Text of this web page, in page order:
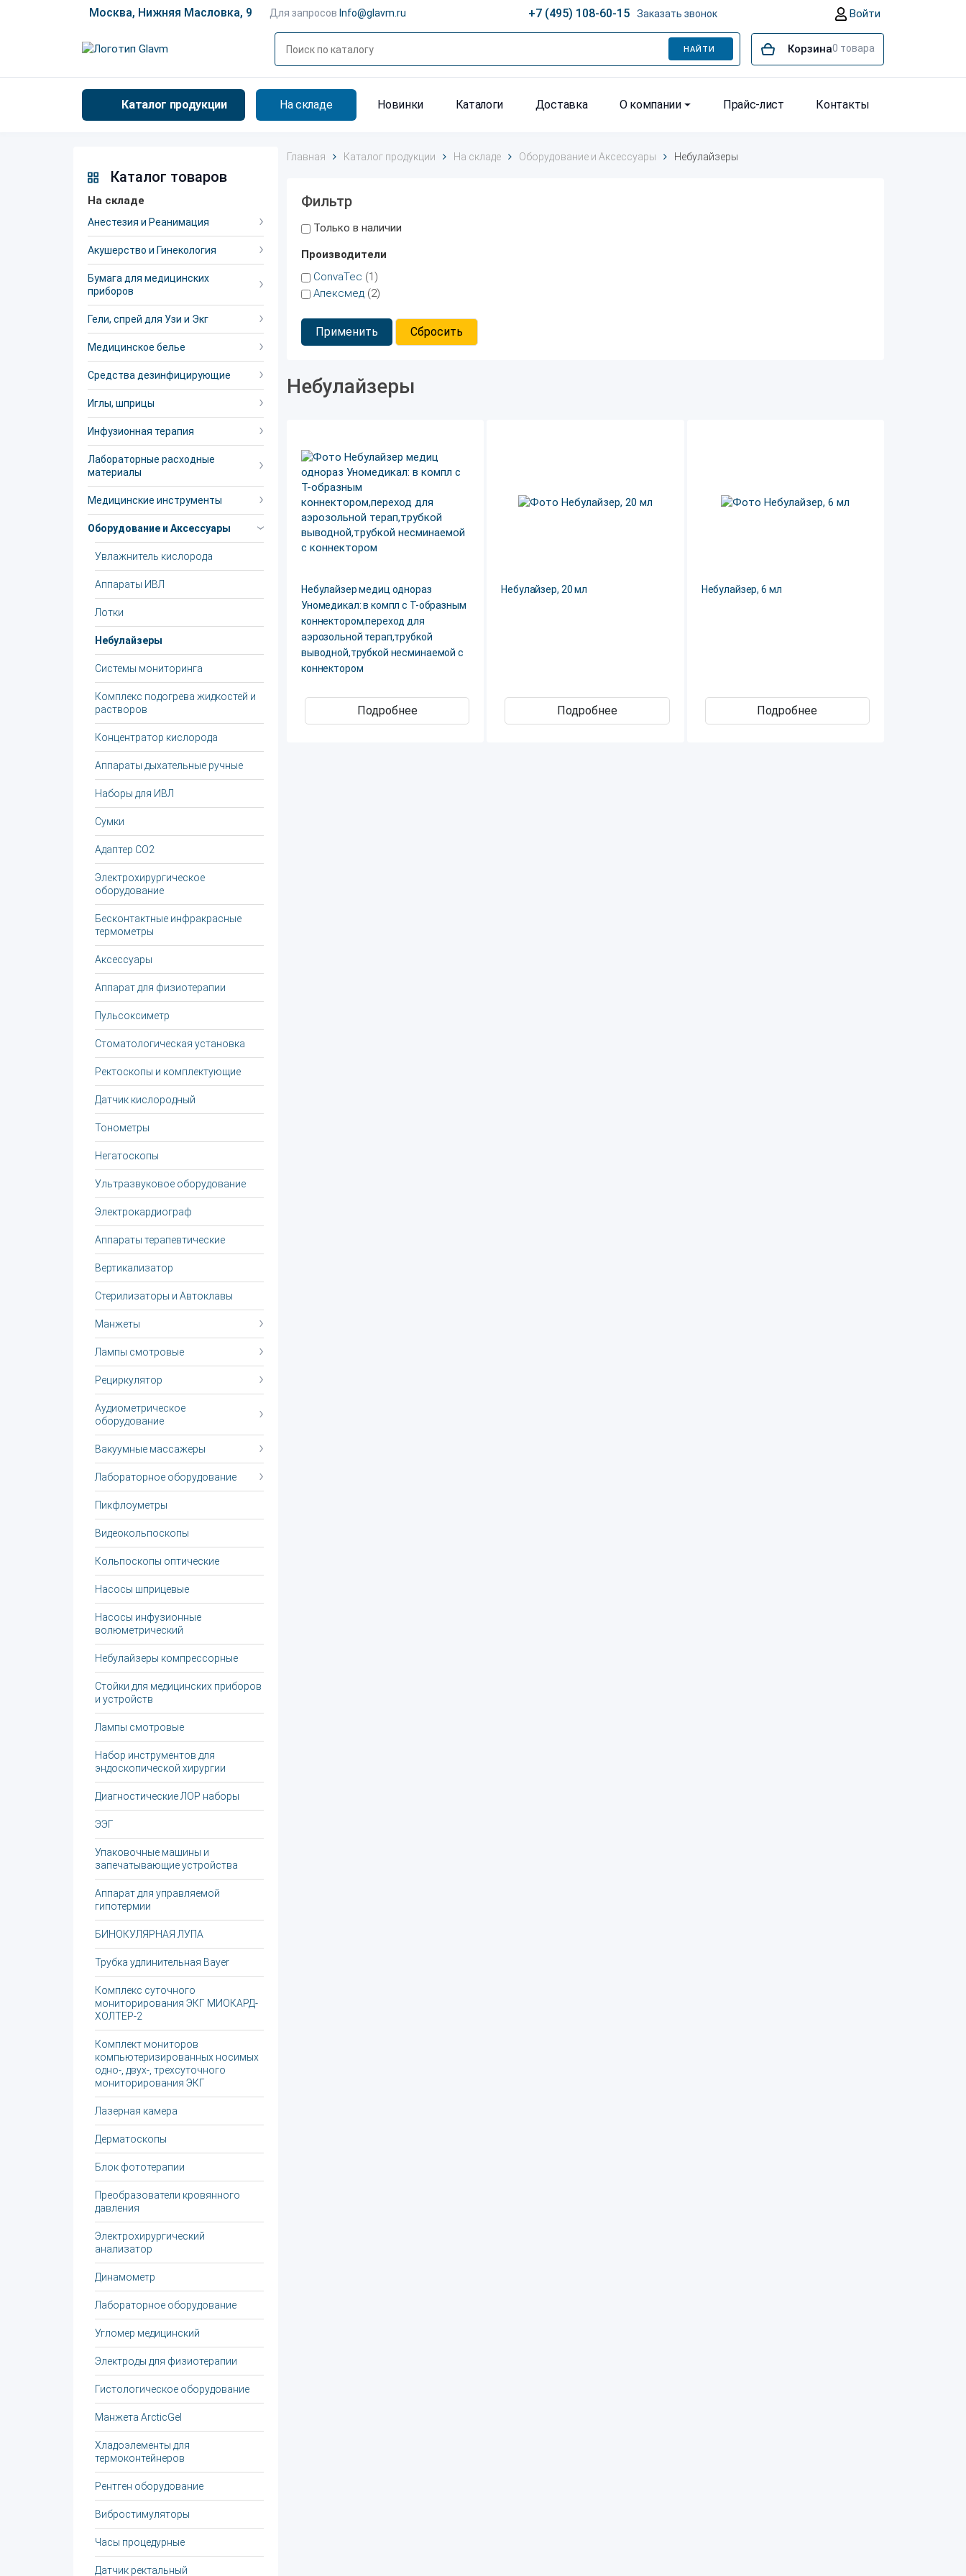
Москва, Нижняя Масловка, 9 Для запросов Info@glavm.ru +7 (495) 108-60-15 Заказать звонок Войти
НАЙТИ Корзина0 товара
Каталог продукции На складе Новинки Каталоги Доставка О компании Прайс-лист Контакты
Каталог товаров
На складе
Анестезия и Реанимация
Акушерство и Гинекология
Бумага для медицинских
приборов
Гели, спрей для Узи и Экг
Медицинское белье
Средства дезинфицирующие
Иглы, шприцы
Инфузионная терапия
Лабораторные расходные
материалы
Медицинские инструменты
Оборудование и Аксессуары
Увлажнитель кислорода
Аппараты ИВЛ
Лотки
Небулайзеры
Системы мониторинга
Комплекс подогрева жидкостей и
растворов
Концентратор кислорода
Аппараты дыхательные ручные
Наборы для ИВЛ
Сумки
Адаптер CO2
Электрохирургическое
оборудование
Бесконтактные инфракрасные
термометры
Аксессуары
Аппарат для физиотерапии
Пульсоксиметр
Стоматологическая установка
Ректоскопы и комплектующие
Датчик кислородный
Тонометры
Негатоскопы
Ультразвуковое оборудование
Электрокардиограф
Аппараты терапевтические
Вертикализатор
Стерилизаторы и Автоклавы
Манжеты
Лампы смотровые
Рециркулятор
Аудиометрическое
оборудование
Вакуумные массажеры
Лабораторное оборудование
Пикфлоуметры
Видеокольпоскопы
Кольпоскопы оптические
Насосы шприцевые
Насосы инфузионные
волюметрический
Небулайзеры компрессорные
Стойки для медицинских приборов
и устройств
Лампы смотровые
Набор инструментов для
эндоскопической хирургии
Диагностические ЛОР наборы
ЭЭГ
Упаковочные машины и
запечатывающие устройства
Аппарат для управляемой
гипотермии
БИНОКУЛЯРНАЯ ЛУПА
Трубка удлинительная Bayer
Комплекс суточного
мониторирования ЭКГ МИОКАРД-
ХОЛТЕР-2
Комплект мониторов
компьютеризированных носимых
одно-, двух-, трехсуточного
мониторирования ЭКГ
Лазерная камера
Дерматоскопы
Блок фототерапии
Преобразователи кровянного
давления
Электрохирургический
анализатор
Динамометр
Лабораторное оборудование
Угломер медицинский
Электроды для физиотерапии
Гистологическое оборудование
Манжета ArcticGel
Хладоэлементы для
термоконтейнеров
Рентген оборудование
Вибростимуляторы
Часы процедурные
Датчик ректальный
Главная Каталог продукции На складе Оборудование и Аксессуары Небулайзеры
Фильтр
Только в наличии
Производители
ConvaTec (1)
Апексмед (2)
Применить Сбросить
Небулайзеры
Небулайзер медиц однораз
Уномедикал: в компл с Т-образным
коннектором,переход для
аэрозольной терап,трубкой
выводной,трубкой несминаемой с
коннектором
Подробнее
Небулайзер, 20 мл
Подробнее
Небулайзер, 6 мл
Подробнее